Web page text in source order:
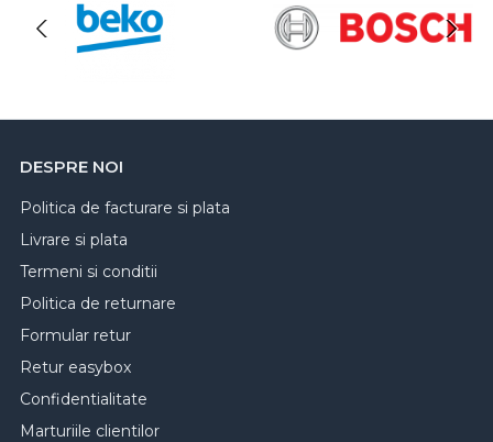
DESPRE NOI
Politica de facturare si plata
Livrare si plata
Termeni si conditii
Politica de returnare
Formular retur
Retur easybox
Confidentialitate
Marturiile clientilor